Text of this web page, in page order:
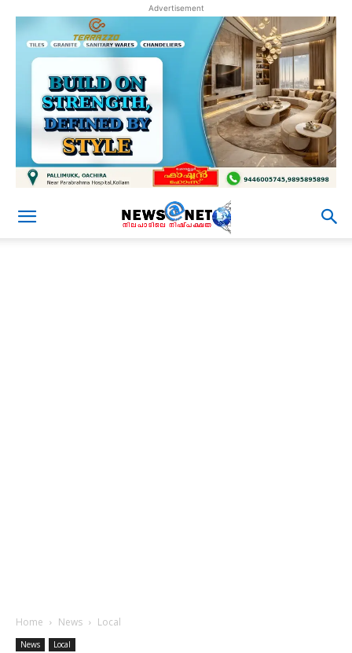
Advertisement
Home News Local
News Local